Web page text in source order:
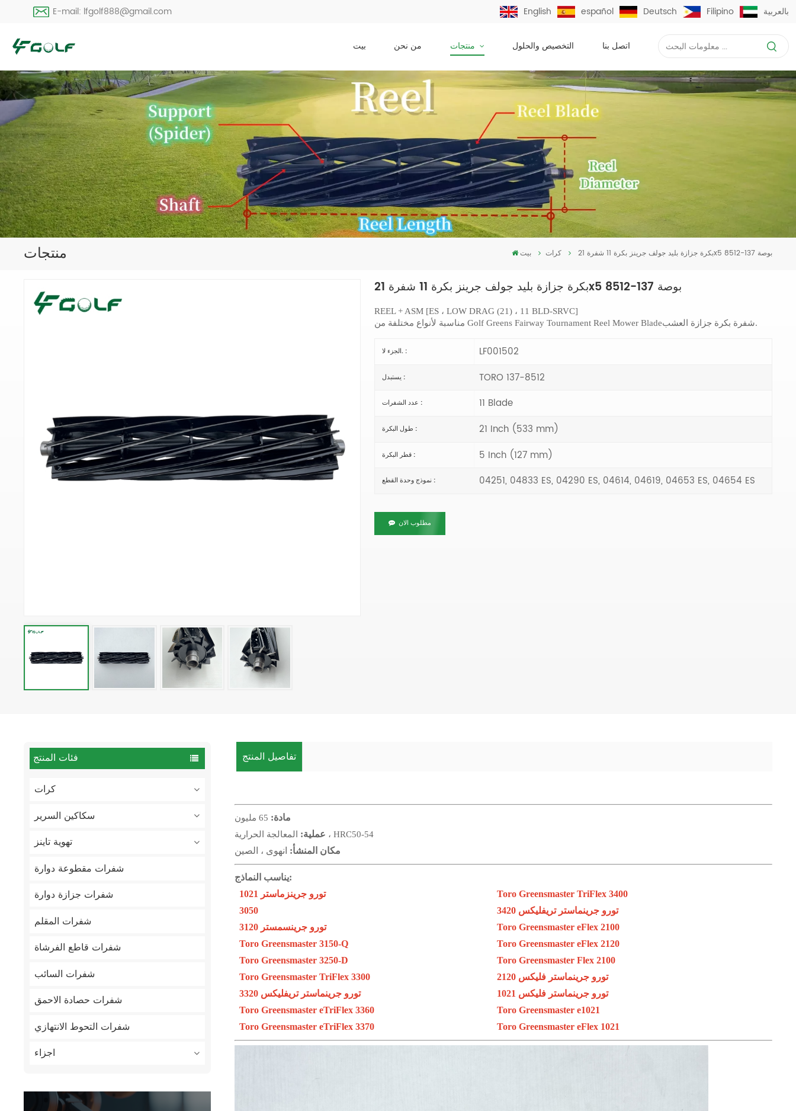
E-mail: lfgolf888@gmail.com English español Deutsch Filipino بالعربية
بيت من نحن التخصيص والحلول اتصل بنا
منتجات بيت كرات بكرة جزازة بليد جولف جرينز بكرة 11 شفرة 21x5 بوصة 137-8512
بكرة جزازة بليد جولف جرينز بكرة 11 شفرة 21x5 بوصة 137-8512
REEL + ASM [ES ، LOW DRAG (21) ، 11 BLD-SRVC]
مناسبة لأنواع مختلفة من Golf Greens Fairway Tournament Reel Mower Blade
شفرة بكرة جزازة العشب.
الجزء لا. : LF001502
يستبدل : TORO 137-8512
عدد الشفرات : 11 Blade
طول البكرة : 21 Inch (533 mm)
قطر البكرة : 5 Inch (127 mm)
نموذج وحدة القطع : 04251, 04833 ES, 04290 ES, 04614, 04619, 04653 ES, 04654 ES
مطلوب الان
فئات المنتج
كرات
سكاكين السرير
تهوية تاينز
شفرات مقطوعة دوارة
شفرات جزازة دوارة
شفرات المقلم
شفرات قاطع الفرشاة
شفرات السائب
شفرات حصادة الاحمق
شفرات التحوط الانتهازي
اجزاء
تفاصيل المنتج
مادة: 65 مليون
عملية: المعالجة الحرارية ، HRC50-54
مكان المنشأ: انهوى ، الصين
يناسب النماذج:
تورو جرينزماستر 1021
Toro Greensmaster TriFlex 3400
3050
تورو جرينماستر تريفليكس 3420
تورو جرينسمستر 3120
Toro Greensmaster eFlex 2100
Toro Greensmaster 3150-Q
Toro Greensmaster eFlex 2120
Toro Greensmaster 3250-D
Toro Greensmaster Flex 2100
Toro Greensmaster TriFlex 3300
تورو جرينماستر فليكس 2120
تورو جرينماستر تريفليكس 3320
تورو جرينماستر فليكس 1021
Toro Greensmaster eTriFlex 3360
Toro Greensmaster e1021
Toro Greensmaster eTriFlex 3370
Toro Greensmaster eFlex 1021